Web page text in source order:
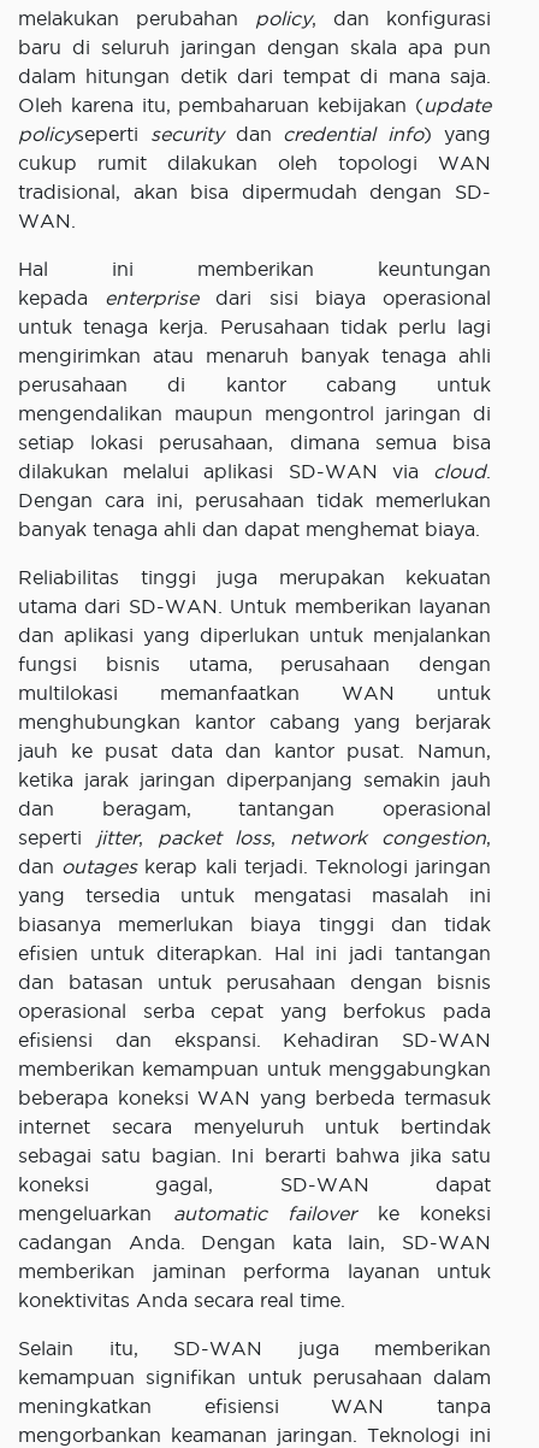
melakukan perubahan policy, dan konfigurasi
baru di seluruh jaringan dengan skala apa pun
dalam hitungan detik dari tempat di mana saja.
Oleh karena itu, pembaharuan kebijakan (update
policyseperti securitydan credential info) yang
cukup rumit dilakukan oleh topologi WAN
tradisional, akan bisa dipermudah dengan SD-
WAN.
Hal ini memberikan keuntungan
kepada enterprisedari sisi biaya operasional
untuk tenaga kerja. Perusahaan tidak perlu lagi
mengirimkan atau menaruh banyak tenaga ahli
perusahaan di kantor cabang untuk
mengendalikan maupun mengontrol jaringan di
setiap lokasi perusahaan, dimana semua bisa
dilakukan melalui aplikasi SD-WAN via cloud.
Dengan cara ini, perusahaan tidak memerlukan
banyak tenaga ahli dan dapat menghemat biaya.
Reliabilitas tinggi juga merupakan kekuatan
utama dari SD-WAN. Untuk memberikan layanan
dan aplikasi yang diperlukan untuk menjalankan
fungsi bisnis utama, perusahaan dengan
multilokasi memanfaatkan WAN untuk
menghubungkan kantor cabang yang berjarak
jauh ke pusat data dan kantor pusat. Namun,
ketika jarak jaringan diperpanjang semakin jauh
dan beragam, tantangan operasional
seperti jitter, packet loss, network congestion,
dan outageskerap kali terjadi. Teknologi jaringan
yang tersedia untuk mengatasi masalah ini
biasanya memerlukan biaya tinggi dan tidak
efisien untuk diterapkan. Hal ini jadi tantangan
dan batasan untuk perusahaan dengan bisnis
operasional serba cepat yang berfokus pada
efisiensi dan ekspansi. Kehadiran SD-WAN
memberikan kemampuan untuk menggabungkan
beberapa koneksi WAN yang berbeda termasuk
internet secara menyeluruh untuk bertindak
sebagai satu bagian. Ini berarti bahwa jika satu
koneksi gagal, SD-WAN dapat
mengeluarkan automatic failoverke koneksi
cadangan Anda. Dengan kata lain, SD-WAN
memberikan jaminan performa layanan untuk
konektivitas Anda secara real time.
Selain itu, SD-WAN juga memberikan
kemampuan signifikan untuk perusahaan dalam
meningkatkan efisiensi WAN tanpa
mengorbankan keamanan jaringan. Teknologi ini